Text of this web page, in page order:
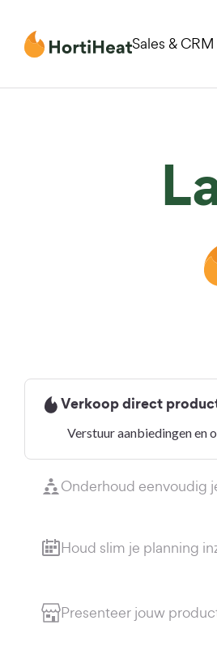
Sales & CRM
Verkoop direct
Verstuur aanbiedingen en
Onderhoud eenvoudig
Houd slim je planning
Presenteer jouw